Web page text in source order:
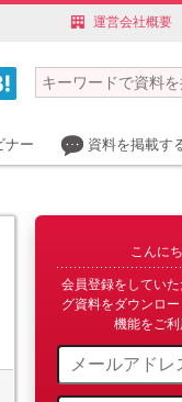
運営会社概要
ナー 資料を掲載す
こんに
会員登録をしてい
グ資料をダウンロ
機能をご利